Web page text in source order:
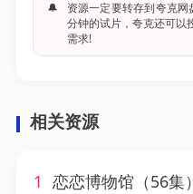
🔔
资源一定要转存到夸克
分钟的试片，夸克还可以
需求!
相关资源
1 恋恋博物馆（56集